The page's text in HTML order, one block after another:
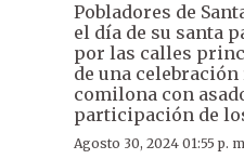
Pobladores de
el día de su santa
por las calles
de una
comilona con
participación de
Agosto 30, 2024 01:55 p.